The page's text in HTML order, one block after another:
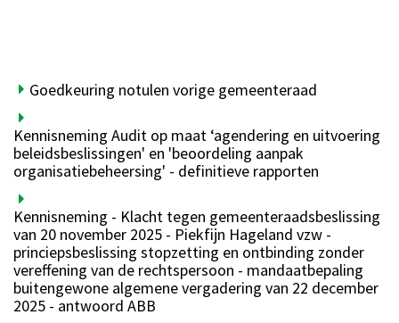
Goedkeuring notulen vorige gemeenteraad
Kennisneming Audit op maat ‘agendering en uitvoering
beleidsbeslissingen' en 'beoordeling aanpak
organisatiebeheersing' - definitieve rapporten
Kennisneming - Klacht tegen gemeenteraadsbeslissing
van 20 november 2025 - Piekfijn Hageland vzw -
princiepsbeslissing stopzetting en ontbinding zonder
vereffening van de rechtspersoon - mandaatbepaling
buitengewone algemene vergadering van 22 december
2025 - antwoord ABB